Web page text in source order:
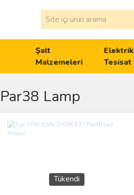
Şalt
Malzemeleri
Elektrik
Tesisat
Par38 Lamp
Tükendi